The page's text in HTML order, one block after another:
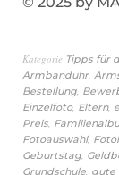
Kategorie Tipps für
Armbanduhr,
Bestellung
Einzelfoto, Eltern,
Preis
Fotoauswahl,
Geburtstag
Grundschule gute